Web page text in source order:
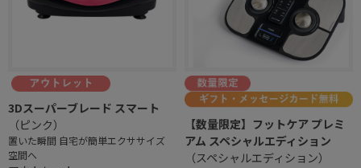
3Dスーパーブレード スマート
（ピンク）
置いた瞬間 自宅が簡単エクササイズ
空間へ
【数量限定】フットケア プレミ
アム スペシャルエディション
（スペシャルエディション）